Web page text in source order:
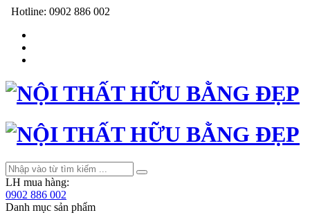
Hotline: 0902 886 002
LH mua hàng:
0902 886 002
Danh mục sản phẩm